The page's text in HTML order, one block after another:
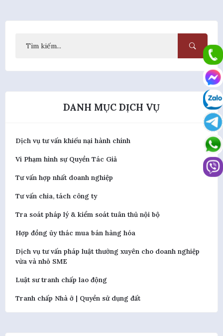
DANH MỤC DỊCH VỤ
Dịch vụ tư vấn khiếu nại hành chính
Vi Phạm hình sự Quyền Tác Giả
Tư vấn hợp nhất doanh nghiệp
Tư vấn chia, tách công ty
Tra soát pháp lý & kiểm soát tuân thủ nội bộ
Hợp đồng ủy thác mua bán hàng hóa
Dịch vụ tư vấn pháp luật thường xuyên cho doanh nghiệp
vừa và nhỏ SME
Luật sư tranh chấp lao động
Tranh chấp Nhà ở | Quyền sử dụng đất